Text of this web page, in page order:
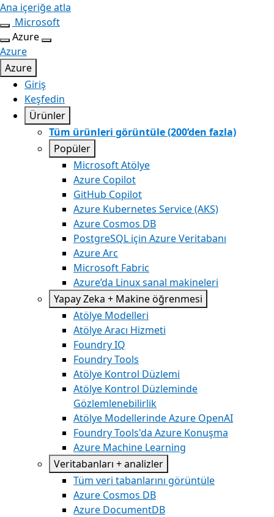
Ana içeriğe atla
Microsoft
Azure
Azure
Azure
Giriş
Keşfedin
Ürünler
Tüm ürünleri görüntüle (200’den fazla)
Popüler
Microsoft Atölye
Azure Copilot
GitHub Copilot
Azure Kubernetes Service (AKS)
Azure Cosmos DB
PostgreSQL için Azure Veritabanı
Azure Arc​
Microsoft Fabric
Azure’da Linux sanal makineleri
Yapay Zeka + Makine öğrenmesi
Atölye Modelleri
Atölye Aracı Hizmeti
Foundry IQ
Foundry Tools
Atölye Kontrol Düzlemi
Atölye Kontrol Düzleminde
Gözlemlenebilirlik
Atölye Modellerinde Azure OpenAI
Foundry Tools'da Azure Konuşma
Azure Machine Learning
Veritabanları + analizler
Tüm veri tabanlarını görüntüle
Azure Cosmos DB
Azure DocumentDB